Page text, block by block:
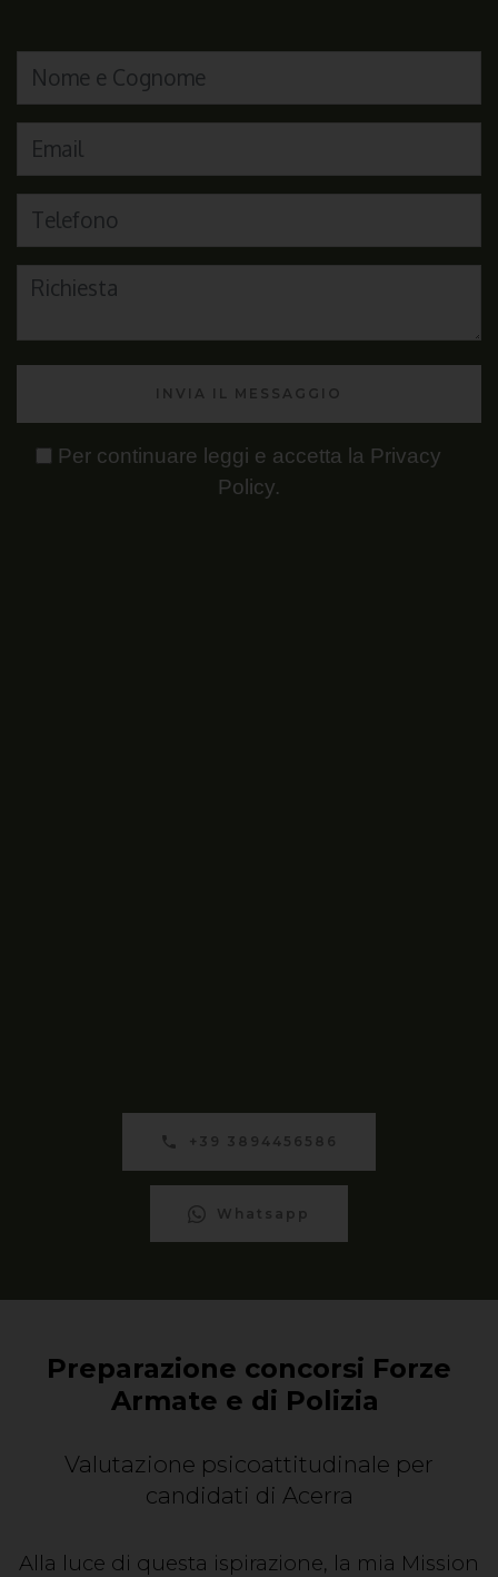
INVIA IL MESSAGGIO
Per continuare leggi e accetta la Privacy
Policy.
+39 3894456586
Whatsapp
Preparazione concorsi Forze
Armate e di Polizia
Valutazione psicoattitudinale per
candidati di Acerra
Alla luce di questa ispirazione, la mia Mission